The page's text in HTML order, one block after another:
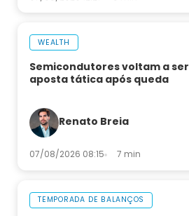
WEALTH
Semicondutores voltam a ser
aposta tática após queda
Renato Breia
07/08/2026 08:15 7 min
TEMPORADA DE BALANÇOS